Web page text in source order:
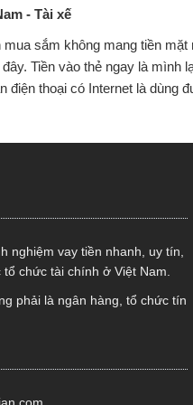
Tôi kinh doanh buôn bán
hàng, nhờ biết đến website
quyết được công việc của
nghiệm vay tiền nhanh, uy tín,
chức tài chính ở Việt Nam.
phải là ngân hàng, tổ chức tín